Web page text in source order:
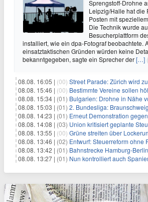
Sprengstoff-Drohne
Leipzig/Halle hat die
Posten mit
Die Technik wurde
Besucherplattform
installiert, wie ein dpa-Fotograf beobachtete.
einsatztaktischen Gründen würden keine
bekanntgegeben, sagte ein Sprecher der[…]
08.08. 16:05 | (00) Street Parade: Zürich wird
08.08. 15:46 | (00) Bestimmte Vereine sollen
08.08. 15:34 | (01) Bulgarien: Drohne in Nähe von
08.08. 15:03 | (01) 2. Bundesliga: Braunschweig
08.08. 14:23 | (01) Erneut Demonstration gegen den
08.08. 14:08 | (03) Union kritisiert geplante
08.08. 13:55 | (00) Grüne streiten über Lockerung
08.08. 13:46 | (02) Entwurf: Steuerreform ohne
08.08. 13:42 | (01) Bahnstrecke Hamburg-Berlin: Nur
08.08. 13:27 | (01) Nun kontrolliert auch